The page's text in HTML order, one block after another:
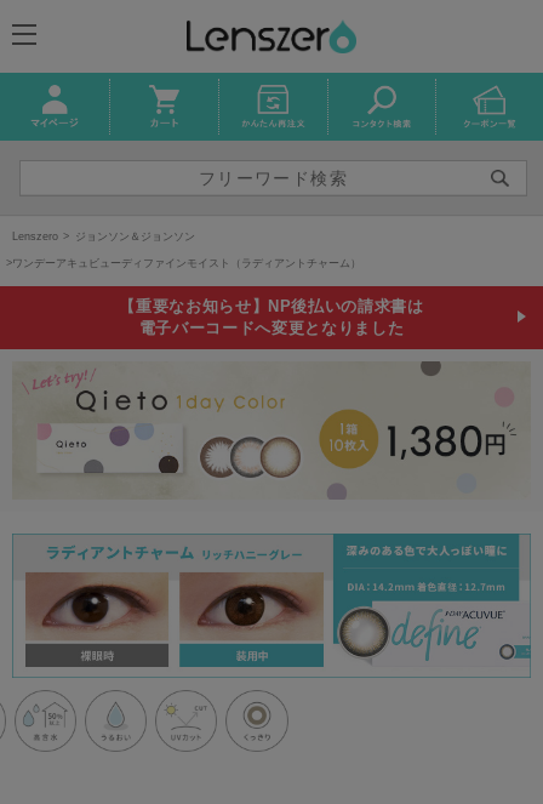
Lenszero ジョンソン＆ジョンソン
ワンデーアキュビューディファインモイスト（ラディアントチャーム）
【重要なお知らせ】NP後払いの請求書は
電子バーコードへ変更となりました